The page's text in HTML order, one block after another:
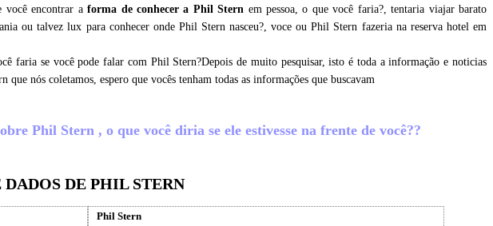
você encontrar aforma de conhecer a Phil Stern em pessoa, o que você faria?, tentaria viajar barato
ou talvez lux para conhecer onde Phil Stern nasceu?, voce ou Phil Stern fazeria na reserva hotel em
faria se você pode falar com Phil Stern?Depois de muito pesquisar, isto é toda a informação e noticias
que nós coletamos, espero que vocês tenham todas as informações que buscavam
Phil Stern , o que você diria se ele estivesse na frente de você??
DADOS DE PHIL STERN
Phil Stern